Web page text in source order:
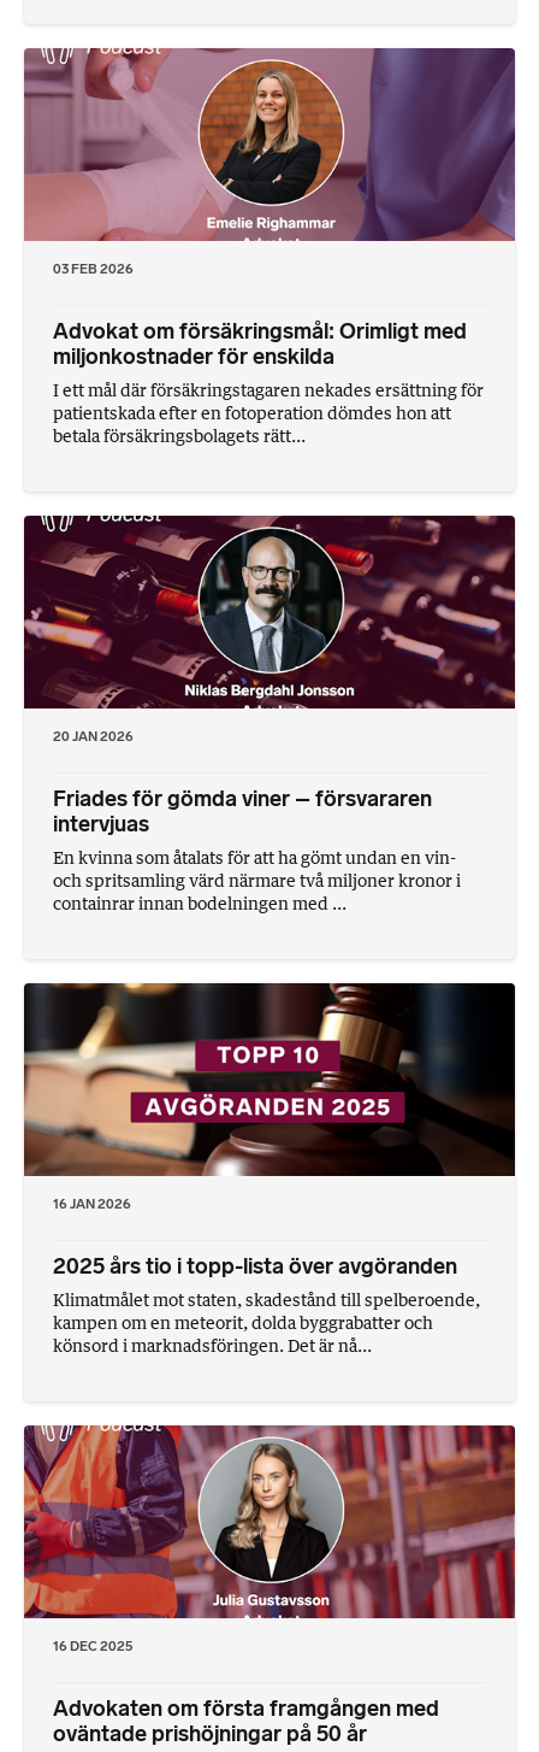
03 FEB 2026
Advokat om försäkringsmål: Orimligt med
miljonkostnader för enskilda
I ett mål där försäkringstagaren nekades ersättning för
patientskada efter en fotoperation dömdes hon att
betala försäkringsbolagets rätt...
20 JAN 2026
Friades för gömda viner – försvararen
intervjuas
En kvinna som åtalats för att ha gömt undan en vin-
och spritsamling värd närmare två miljoner kronor i
containrar innan bodelningen med ...
16 JAN 2026
2025 års tio i topp-lista över avgöranden
Klimatmålet mot staten, skadestånd till spelberoende,
kampen om en meteorit, dolda byggrabatter och
könsord i marknadsföringen. Det är nå...
16 DEC 2025
Advokaten om första framgången med
oväntade prishöjningar på 50 år